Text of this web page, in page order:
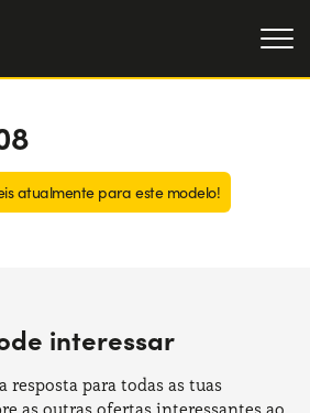
atualmente para este modelo!
interessar
resposta para todas as tuas